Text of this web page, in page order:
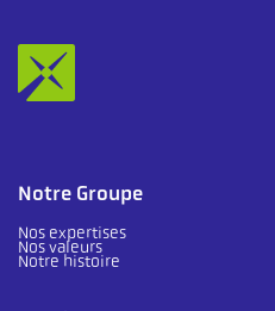
Notre Groupe
Nos expertises
Nos valeurs
Notre histoire